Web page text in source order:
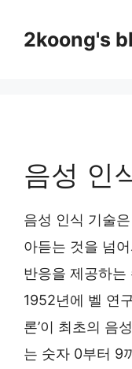
content2koong's
음성 인
음성 인식 기술
아듣는 것을 넘
반응을 제공하는
1952년에 벨 연
론’이 최초의 음
는 숫자 0부터 9